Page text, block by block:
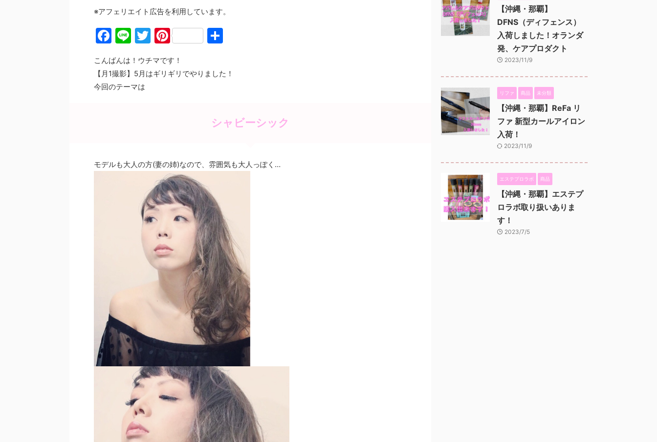
※アフェリエイト広告を利用しています。
F
c
e
Li
e
T
itt
er
Pi
er
e
こんばんは！ウチマです！
【月1撮影】5月はギリギリでやりました！
今回のテーマは
シャビーシック
モデルも大人の方(妻の姉)なので、雰囲気も大人っぽく…
【沖縄・那覇】
DFNS（ディフェンス）
入荷しました！オランダ
発、ケアプロダクト
2023/11/9
リファ 商品 未分類
【沖縄・那覇】ReFa リ
ファ 新型カールアイロン
入荷！
2023/11/9
エステプロラボ 商品
【沖縄・那覇】エステプ
ロラボ取り扱いありま
す！
2023/7/5